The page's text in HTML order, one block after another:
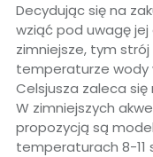
Decydując się na
wziąć pod uwagę
zimniejsze, tym
temperaturze wody
Celsjusza zaleca
W zimniejszych
propozycją są
temperaturach 8-11